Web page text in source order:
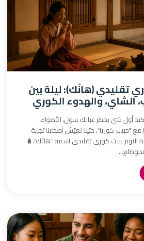
تقليدي (هانُك): ليلة بين
الشاي، والهدوء الكوري
أكيد أول شي بخطر عبالك سول، الأضواء،
"حبيت كوريا"، حبّينا نعيّش أصحابنا تجربة
ببيت كوري تقليدي اسمه "هانُك".🧳